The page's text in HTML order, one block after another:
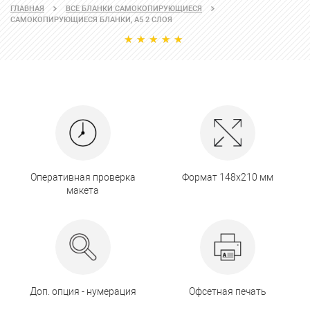
ГЛАВНАЯ
ВСЕ БЛАНКИ САМОКОПИРУЮЩИЕСЯ
САМОКОПИРУЮЩИЕСЯ БЛАНКИ, А5 2 СЛОЯ
Оперативная проверка
макета
Формат 148х210 мм
Доп. опция - нумерация Офсетная печать